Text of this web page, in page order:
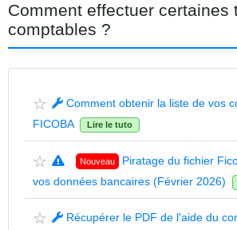
Comment effectuer certaines
comptables ?
☆
Comment obtenir la liste de vos
FICOBA
Lire le tuto
☆ Nouveau
Piratage du fichier
vos données bancaires (Février 2026)
☆
Récupérer le PDF de l'aide du